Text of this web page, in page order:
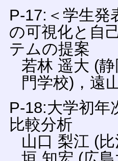
P-17:＜学生発
の可視化と自
テムの提案
若林 遥大 (
門学校)，遠
P-18:大学初年
比較分析
山口 梨江 (